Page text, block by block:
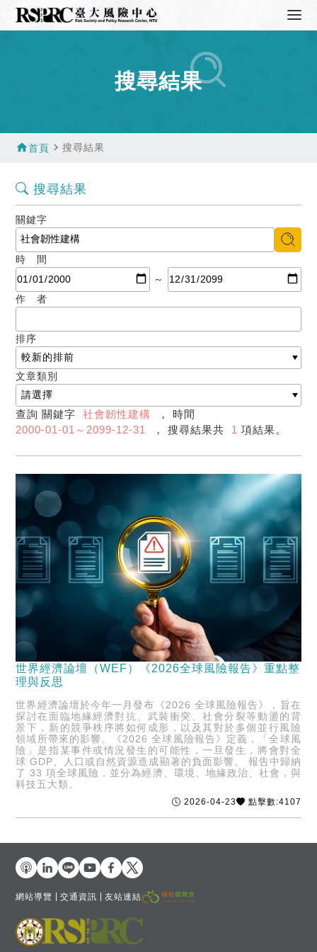
搜尋結果
home首頁 navigate_next搜尋結果
搜尋結果
關鍵字
時 間
～
作 者
排序
文章類別
查詢 關鍵字社會韌性建構 ， 時間
2000-01-01～2099-12-31
， 搜尋結果共 1 項結果。
世界經濟論壇（WEF）《2026全球風險報告》重點整
理與反思
世界經濟論壇於今年一月發布《2026 全球風險報告》，旨在
探討在面臨地緣經濟對抗、武裝衝突、社會分裂等動盪的背
景下，新的競爭秩序將如何成形，以及其對於多個並行風險
領域所帶來的影響。《2026 全球風險報告》定義，「全球風
險」是指某事件或情況發生的可能性，一旦發生，將會對全
球 GDP、人口或自然資源造成顯著的負面影響。 報告中歸納
了 33 項全球風險，並分為經濟、環境、地緣政治、社會，與
科技五大類。
2026-04-23 點擊數:4107
網站導覽 交通資訊 友站連結